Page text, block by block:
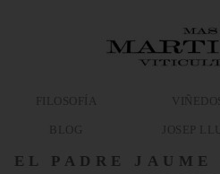
FILOSOFÍA
BLOG JOSEP
EL PADRE